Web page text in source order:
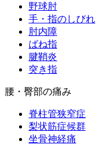
野球肘
手・指のしびれ
肘内障
ばね指
腱鞘炎
突き指
腰・臀部の痛み
脊柱管狭窄症
梨状筋症候群
坐骨神経痛